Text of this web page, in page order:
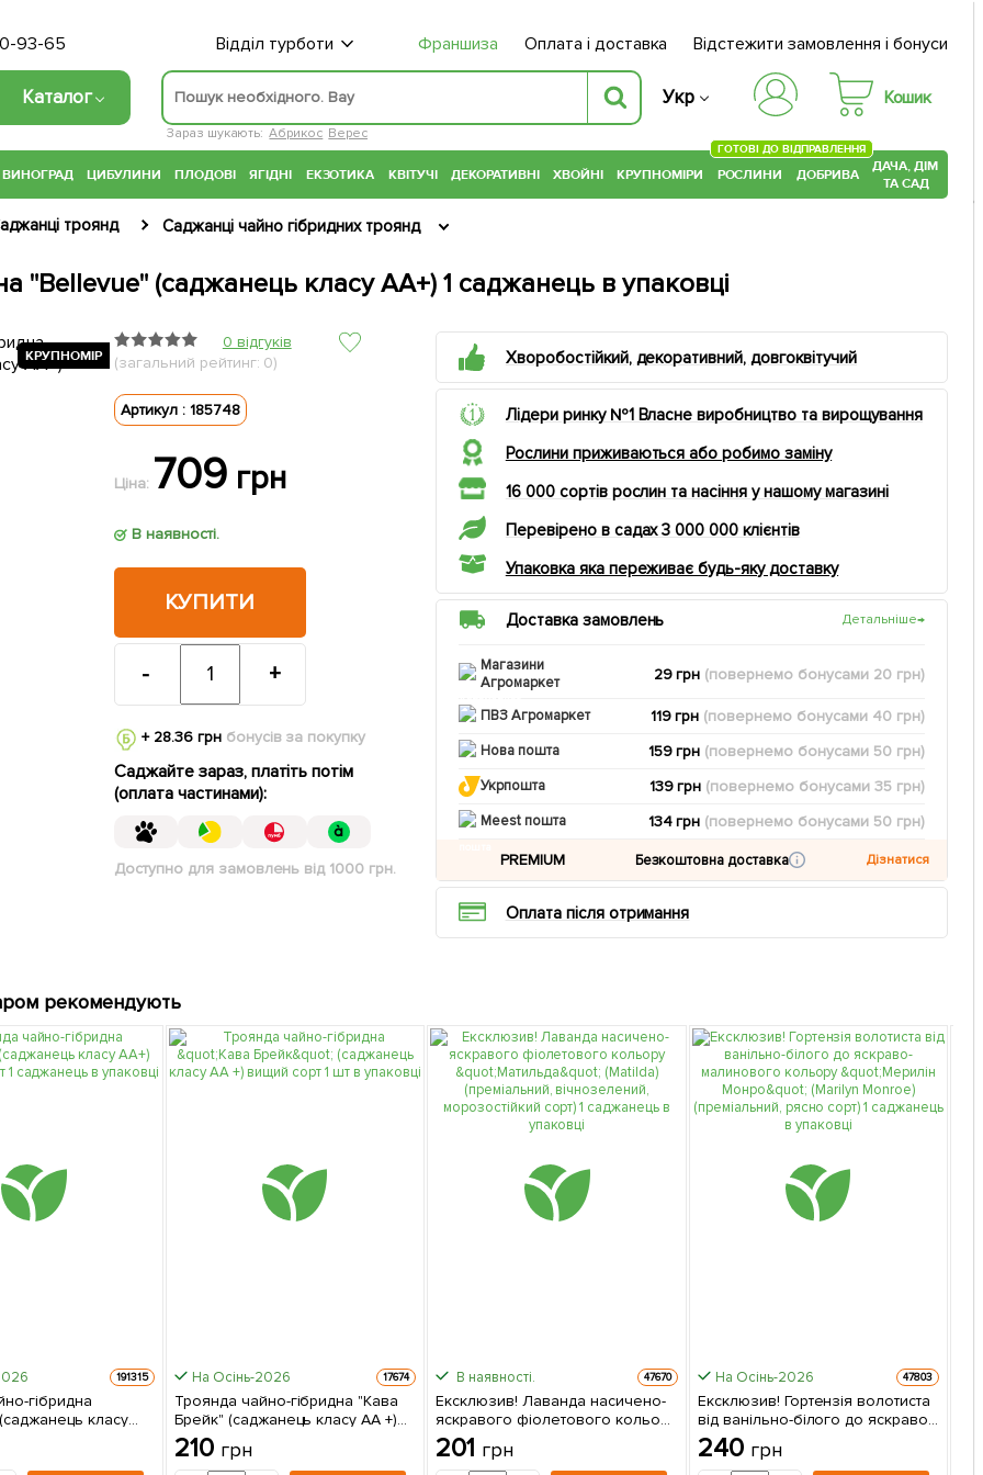
93-65 Відділ турботи Франшиза Оплата і доставка Відстежити замовлення і бонуси
Каталог
Зараз шукають: Абрикос Верес
Укр Кошик
ВИНОГРАД ЦИБУЛИНИ ПЛОДОВІ ЯГІДНІ ЕКЗОТИКА КВІТУЧІ ДЕКОРАТИВНІ ХВОЙНІ КРУПНОМІРИ РОСЛИНИ
ГОТОВІ ДО ВІДПРАВЛЕННЯ
ДОБРИВА
ДАЧА, ДІМ
ТА САД
троянд Саджанці чайно гібридних троянд
"Bellevue" (саджанець класу АА+) 1 саджанець в упаковці
КРУПНОМІР
КРУПНОМІР
КРУПНОМІР
КРУПНОМІР
0 відгуків
(загальний рейтинг: 0)
Артикул : 185748
Ціна: 709 грн
В наявності.
КУПИТИ
- +
+ 28.36 грнбонусів за покупку
Саджайте зараз, платіть потім
(оплата частинами):
Доступно для замовлень від 1000 грн.
Хворобостійкий, декоративний, довгоквітучий
Лідери ринку №1 Власне виробництво та вирощування
Рослини приживаються або робимо заміну
16 000 сортів рослин та насіння у нашому магазині
Перевірено в садах 3 000 000 клієнтів
Упаковка яка переживає будь-яку доставку
Доставка замовлень Детальніше→
Магазини
Агромаркет
29 грн (повернемо бонусами 20 грн)
ПВЗ Агромаркет 119 грн (повернемо бонусами 40 грн)
Нова пошта 159 грн (повернемо бонусами 50 грн)
Укрпошта 139 грн (повернемо бонусами35 грн)
Meest пошта 134 грн (повернемо бонусами 50 грн)
PREMIUM Безкоштовна доставка Дізнатися
Оплата після отримання
рекомендують
191315
гібридна
(саджанець класу
На Осінь-2026 17674
Троянда чайно-гібридна "Кава
Брейк" (саджанець класу АА +)
вищий сорт 1 шт в упаковці
210 грн
В наявності. 47670
Ексклюзив! Лаванда насичено-
яскравого фіолетового кольору
"Матильда" (Matilda)
(преміальний, вічнозелений,
201 грн
На Осінь-2026 47803
Ексклюзив! Гортензія волотиста
від ванільно-білого до яскраво-
малинового кольору "Мерилін
Монро" (Marilyn Monroe)
240 грн